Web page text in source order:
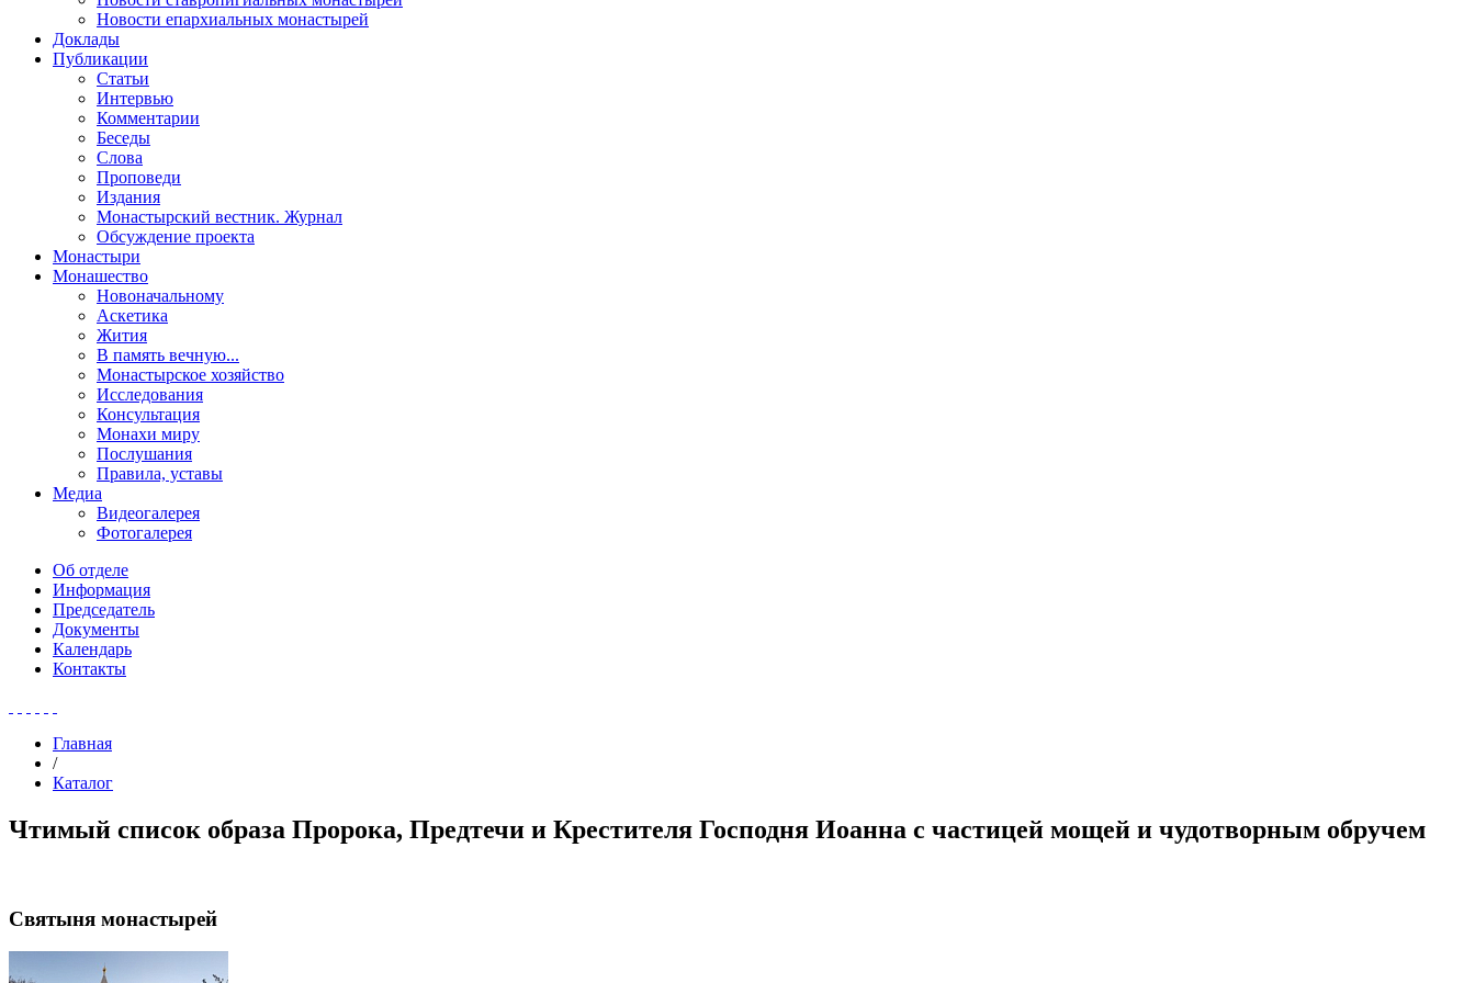
Новости епархиальных монастырей
Доклады
Публикации
Статьи
Интервью
Комментарии
Беседы
Слова
Проповеди
Издания
Монастырский вестник. Журнал
Обсуждение проекта
Монастыри
Монашество
Новоначальному
Аскетика
Жития
В память вечную...
Монастырское хозяйство
Исследования
Консультация
Монахи миру
Послушания
Правила, уставы
Медиа
Видеогалерея
Фотогалерея
Об отделе
Информация
Председатель
Документы
Календарь
Контакты
Главная
/
Каталог
Чтимый список образа Пророка, Предтечи и Крестителя Господня Иоанна с частицей мощей и чудотворным обручем
Святыня монастырей